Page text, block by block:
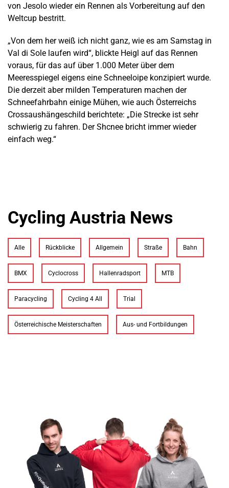
von Jesolo wieder ein Rennen als Vorbereitung auf den
Weltcup bestritt.
„Von dem her weiß ich nicht ganz, wie es am Samstag in
Val di Sole laufen wird“, blickte Heigl auf das Rennen
voraus, für das auf über 1.000 Meter über dem
Meeresspiegel eigens eine Schneeloipe konzipiert wurde.
Die derzeit aber milden Temperaturen machen der
Schneefahrbahn einige Mühen, wie auch Österreichs
Crossaushängeschild berichtete: „Die Strecke ist sehr
schwierig zu fahren. Der Shcnee bricht immer wieder
einfach weg.“
Cycling Austria News
Alle Rückblicke Allgemein Straße Bahn
BMX Cyclocross Hallenradsport MTB
Paracycling Cycling 4 All Trial
Österreichische Meisterschaften Aus- und Fortbildungen